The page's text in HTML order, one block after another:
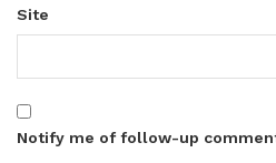
Site
Notify me of follow-up